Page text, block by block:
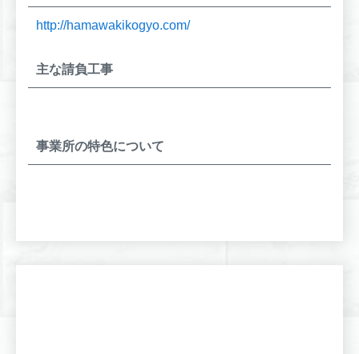
http://hamawakikogyo.com/
主な請負工事
事業所の特色について